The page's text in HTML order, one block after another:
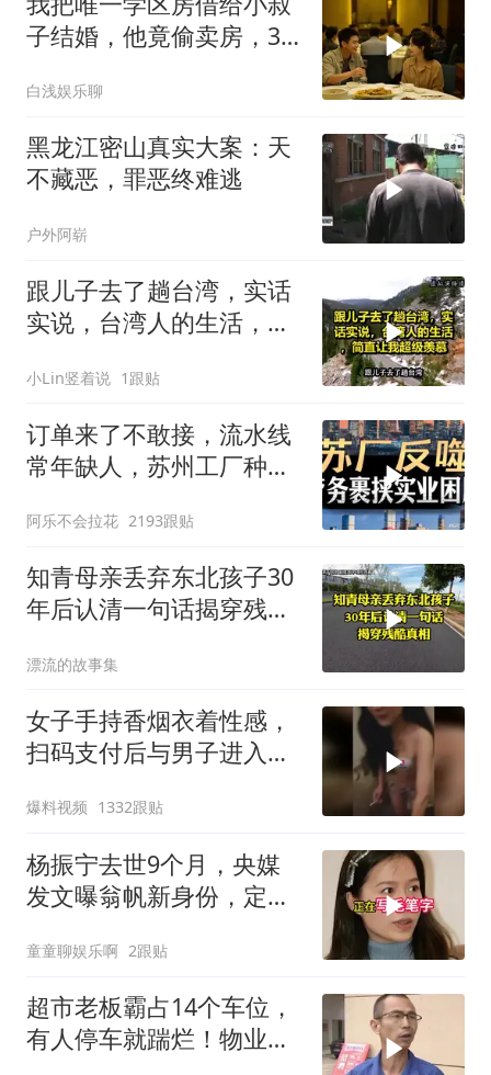
子结婚，他竟偷卖房，3
白浅娱乐聊
黑龙江密山真实大案：天
不藏恶，罪恶终难逃
户外阿崭
跟儿子去了趟台湾，实话
实说，台湾人的生活，简
小Lin竖着说 1跟贴
订单来了不敢接，流水线
常年缺人，苏州工厂种下
阿乐不会拉花 2193跟贴
知青母亲丢弃东北孩子30
年后认清一句话揭穿残酷
漂流的故事集
女子手持香烟衣着性感，
扫码支付后与男子进入昏
爆料视频 1332跟贴
杨振宁去世9个月，央媒
发文曝翁帆新身份，定居
童童聊娱乐啊 2跟贴
超市老板霸占14个车位，
有人停车就踹烂！物业表